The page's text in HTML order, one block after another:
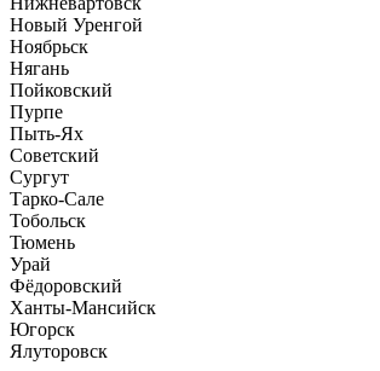
Новый Уренгой
Ноябрьск
Нягань
Пойковский
Пурпе
Пыть-Ях
Советский
Сургут
Тарко-Сале
Тобольск
Тюмень
Урай
Фёдоровский
Ханты-Мансийск
Югорск
Ялуторовск